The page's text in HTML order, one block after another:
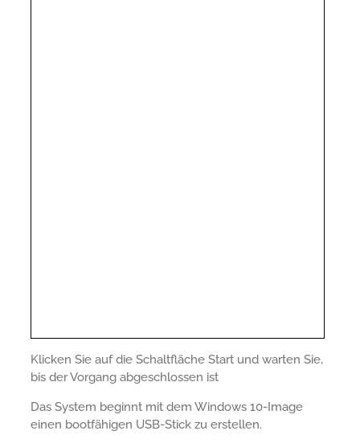
Klicken Sie auf die Schaltfläche Start und warten Sie,
bis der Vorgang abgeschlossen ist
Das System beginnt mit dem Windows 10-Image
einen bootfähigen USB-Stick zu erstellen.